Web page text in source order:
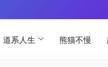
道系人生 熊猫不慢